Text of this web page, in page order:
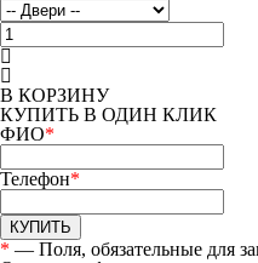
В КОРЗИНУ
КУПИТЬ В ОДИН КЛИК
ФИО*
Телефон*
КУПИТЬ
* — Поля, обязательные для